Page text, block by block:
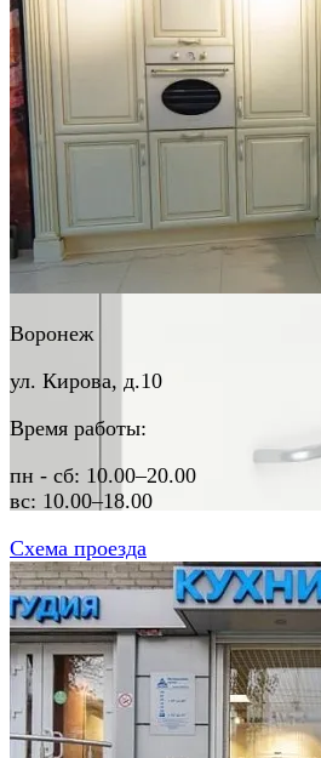
Воронеж
ул. Кирова, д.10
Время работы:
пн - сб: 10.00–20.00
вс: 10.00–18.00
Схема проезда